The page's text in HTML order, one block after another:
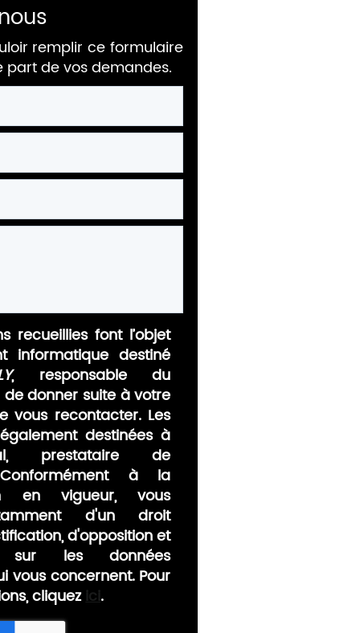
remplir ce formulaire
part de vos demandes.
recueillies font l’objet
informatique destiné
, responsable du
donner suite à votre
vous recontacter. Les
destinées à
prestataire de
Conformément à la
en vigueur, vous
d'un droit
d'opposition et
sur les données
vous concernent. Pour
cliquezici.